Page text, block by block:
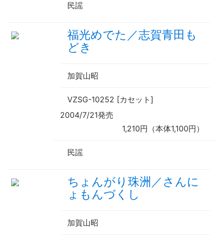
民謡
福光めでた／志賀青田も
どき
加賀山昭
VZSG-10252 [カセット]
2004/7/21発売
1,210円（本体1,100円）
民謡
ちょんがり珠洲／さんに
ょもんづくし
加賀山昭